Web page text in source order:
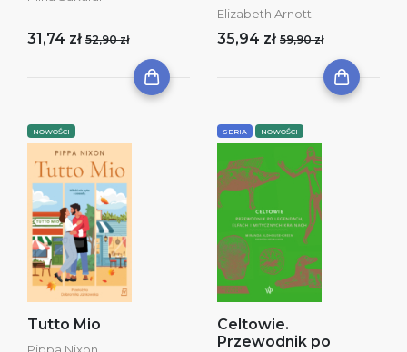
31,74 zł 52,90 zł
Elizabeth Arnott
35,94 zł 59,90 zł
NOWOŚCI
Tutto Mio
SERIA NOWOŚCI
Celtowie.
Przewodnik po